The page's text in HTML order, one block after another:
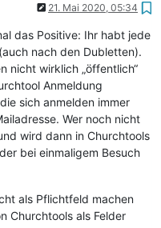
21. Mai 2020, 05:34
das Positive: Ihr habt jede
nach den Dubletten).
nicht wirklich „öffentlich“
Anmeldung
sich anmelden immer
Wer noch nicht
wird dann in Churchtools
bei einmaligem Besuch
als Pflichtfeld machen
Churchtools als Felder